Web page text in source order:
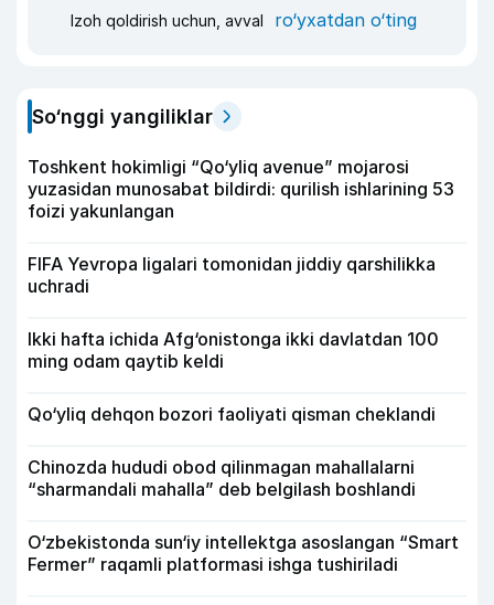
Izoh qoldirish uchun, avval ro‘yxatdan o‘ting
So‘nggi yangiliklar
Toshkent hokimligi “Qo‘yliq avenue” mojarosi
yuzasidan munosabat bildirdi: qurilish ishlarining 53
foizi yakunlangan
FIFA Yevropa ligalari tomonidan jiddiy qarshilikka
uchradi
Ikki hafta ichida Afg‘onistonga ikki davlatdan 100
ming odam qaytib keldi
Qo‘yliq dehqon bozori faoliyati qisman cheklandi
Chinozda hududi obod qilinmagan mahallalarni
“sharmandali mahalla” deb belgilash boshlandi
O‘zbekistonda sun‘iy intellektga asoslangan “Smart
Fermer” raqamli platformasi ishga tushiriladi